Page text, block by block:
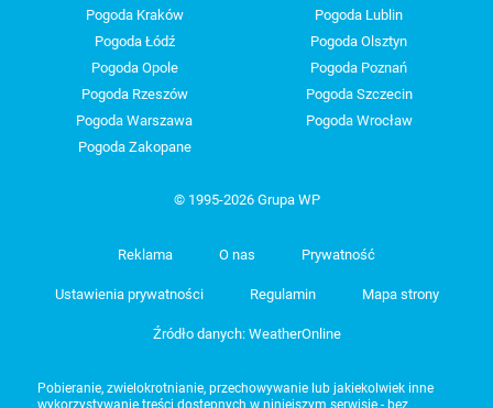
Pogoda Kraków
Pogoda Lublin
Pogoda Łódź
Pogoda Olsztyn
Pogoda Opole
Pogoda Poznań
Pogoda Rzeszów
Pogoda Szczecin
Pogoda Warszawa
Pogoda Wrocław
Pogoda Zakopane
© 1995-2026 Grupa WP
Reklama O nas Prywatność
Ustawienia prywatności Regulamin Mapa strony
Źródło danych: WeatherOnline
Pobieranie, zwielokrotnianie, przechowywanie lub jakiekolwiek inne
wykorzystywanie treści dostępnych w niniejszym serwisie - bez